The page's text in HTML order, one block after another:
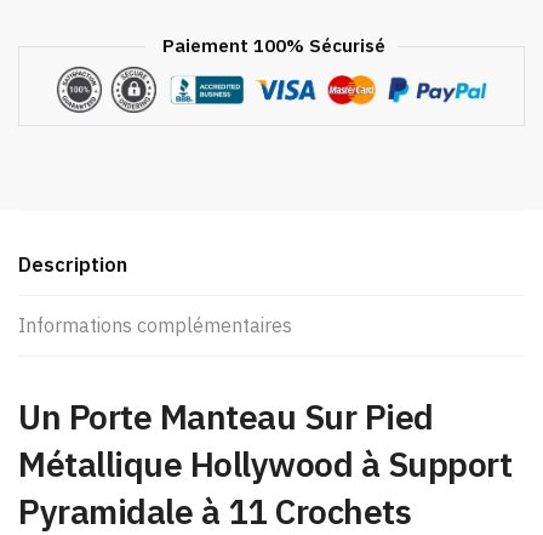
Paiement 100% Sécurisé
Description
Informations complémentaires
Un Porte Manteau Sur Pied
Métallique Hollywood à Support
Pyramidale à 11 Crochets